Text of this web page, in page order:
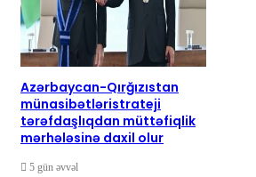
Azərbaycan-Qırğızıstan
münasibətləristrateji
tərəfdaşlıqdan müttəfiqlik
mərhələsinə daxil olur
5 gün əvvəl